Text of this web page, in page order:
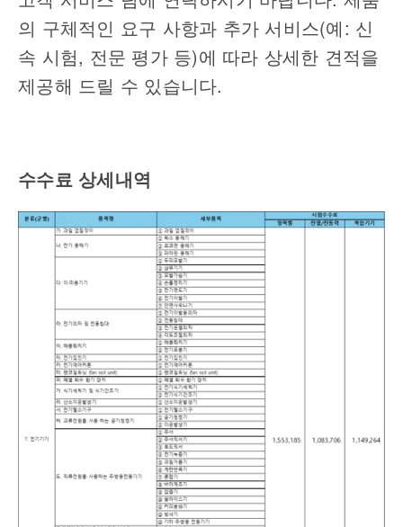
의 구체적인 요구 사항과 추가 서비스(예: 신
속 시험, 전문 평가 등)에 따라 상세한 견적을
제공해 드릴 수 있습니다.
수수료 상세내역